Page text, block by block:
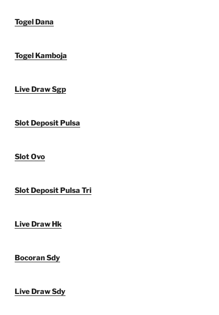
Togel Dana
Togel Kamboja
Live Draw Sgp
Slot Deposit Pulsa
Slot Ovo
Slot Deposit Pulsa Tri
Live Draw Hk
Bocoran Sdy
Live Draw Sdy